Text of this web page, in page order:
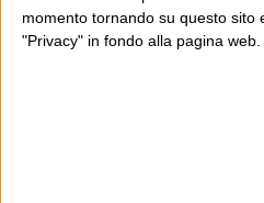
momento tornando su questo sito
"Privacy" in fondo alla pagina web.